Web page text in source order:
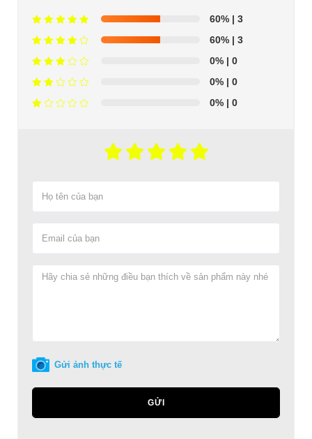
60% | 3
60% | 3
0% | 0
0% | 0
0% | 0
Gửi ảnh thực tế
GỬI